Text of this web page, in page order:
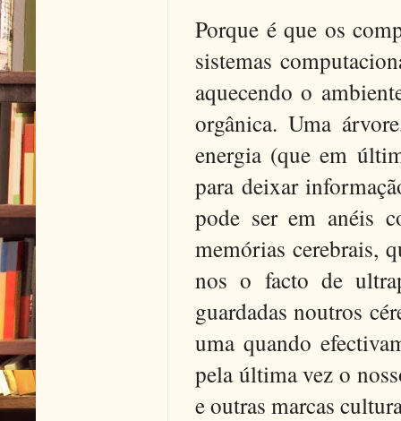
Porque é que os
sistemas
aquecendo o
orgânica. Uma
energia (que em
para deixar
pode ser em anéis
memórias cerebrais,
nos o facto de
guardadas noutros
uma quando
pela última vez o
e outras marcas